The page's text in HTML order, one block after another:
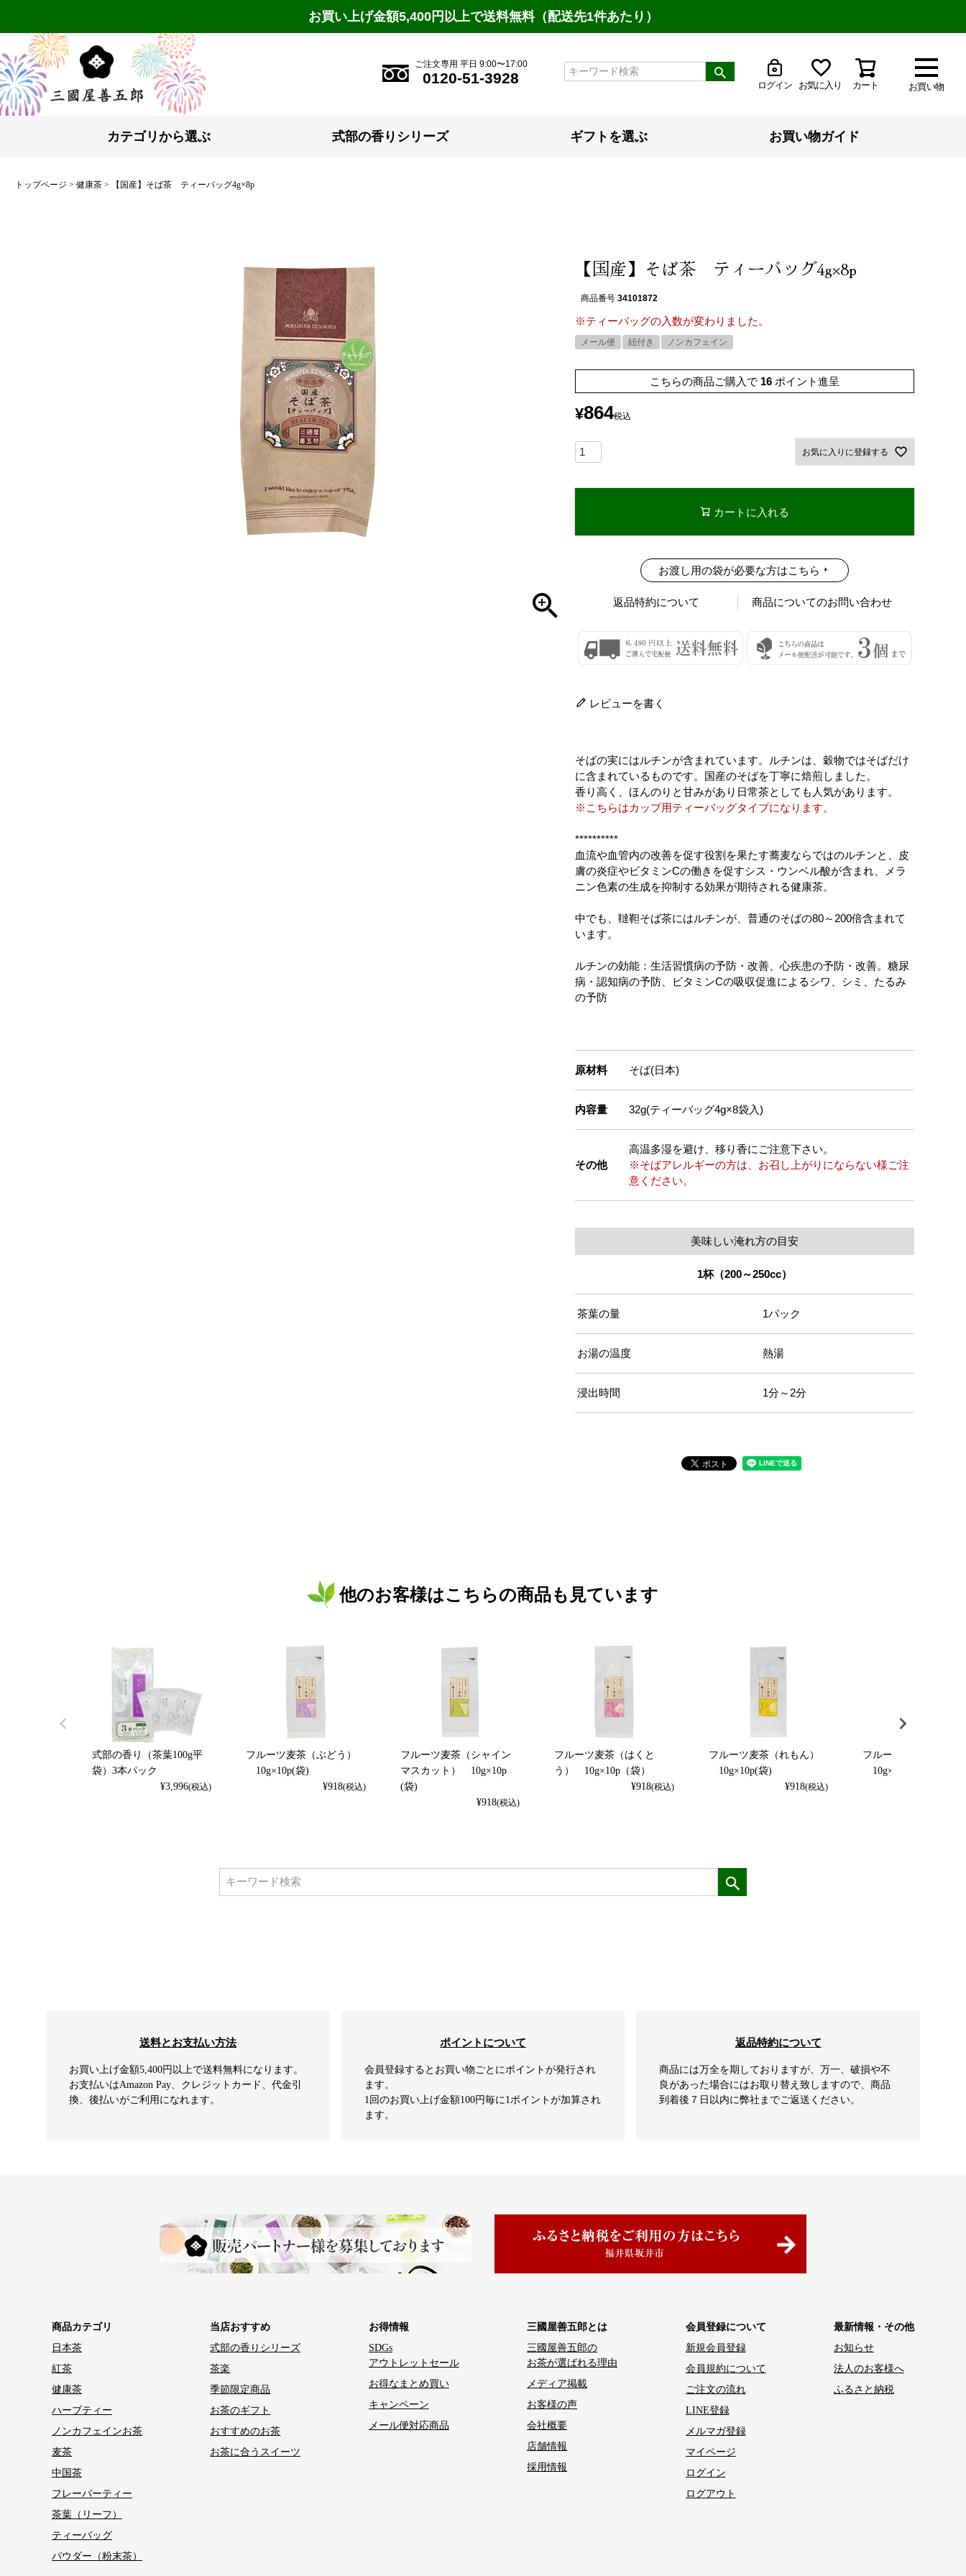
お買い上げ金額5,400円以上で送料無料（配送先1件あたり）
お買い物
ご注文専用 平日 9:00〜17:00
0120-51-3928 ログイン お気に入り カート
カテゴリから選ぶ 式部の香りシリーズ ギフトを選ぶ お買い物ガイド
トップページ 健康茶 【国産】そば茶 ティーバッグ4g×8p
【国産】そば茶 ティーバッグ4g×8p
商品番号 34101872
※ティーバッグの入数が変わりました。
メール便 紐付き ノンカフェイン
こちらの商品ご購入で 16 ポイント進呈
¥864税込
お気に入りに登録する
カートに入れる
お渡し用の袋が必要な方はこちら
返品特約について 商品についてのお問い合わせ
レビューを書く
そばの実にはルチンが含まれています。ルチンは、穀物ではそばだけ
に含まれているものです。国産のそばを丁寧に焙煎しました。
香り高く、ほんのりと甘みがあり日常茶としても人気があります。
※こちらはカップ用ティーバッグタイプになります。
**********
血流や血管内の改善を促す役割を果たす蕎麦ならではのルチンと、皮
膚の炎症やビタミンCの働きを促すシス・ウンベル酸が含まれ、メラ
ニン色素の生成を抑制する効果が期待される健康茶。
中でも、韃靼そば茶にはルチンが、普通のそばの80～200倍含まれて
います。
ルチンの効能：生活習慣病の予防・改善、心疾患の予防・改善。糖尿
病・認知病の予防、ビタミンCの吸収促進によるシワ、シミ、たるみ
の予防
原材料 そば(日本)
内容量 32g(ティーバッグ4g×8袋入)
その他
高温多湿を避け、移り香にご注意下さい。
※そばアレルギーの方は、お召し上がりにならない様ご注
意ください。
美味しい淹れ方の目安
1杯（200～250cc）
茶葉の量 1パック
お湯の温度 熱湯
浸出時間 1分～2分
他のお客様はこちらの商品も見ています
式部の香り（茶葉100g平
袋）3本パック
¥3,996(税込)
フルーツ麦茶（ぶどう）
10g×10p(袋)
¥918(税込)
フルーツ麦茶（シャイン
マスカット） 10g×10p
(袋)
¥918(税込)
フルーツ麦茶（はくと
う） 10g×10p（袋）
¥918(税込)
フルーツ麦茶（れもん）
10g×10p(袋)
¥918(税込)
フルーツ麦茶（りんご
10g×10p(袋)
送料とお支払い方法
お買い上げ金額5,400円以上で送料無料になります。
お支払いはAmazon Pay、クレジットカード、代金引
換、後払いがご利用になれます。
ポイントについて
会員登録するとお買い物ごとにポイントが発行され
ます。
1回のお買い上げ金額100円毎に1ポイントが加算され
ます。
返品特約について
商品には万全を期しておりますが、万一、破損や不
良があった場合にはお取り替え致しますので、商品
到着後７日以内に弊社までご返送ください。
商品カテゴリ
日本茶
紅茶
健康茶
ハーブティー
ノンカフェインお茶
麦茶
中国茶
フレーバーティー
茶葉（リーフ）
ティーバッグ
パウダー（粉末茶）
当店おすすめ
式部の香りシリーズ
茶楽
季節限定商品
お茶のギフト
おすすめのお茶
お茶に合うスイーツ
お得情報
SDGs
アウトレットセール
お得なまとめ買い
キャンペーン
メール便対応商品
三國屋善五郎とは
三國屋善五郎の
お茶が選ばれる理由
メディア掲載
お客様の声
会社概要
店舗情報
採用情報
会員登録について
新規会員登録
会員規約について
ご注文の流れ
LINE登録
メルマガ登録
マイページ
ログイン
ログアウト
最新情報・その他
お知らせ
法人のお客様へ
ふるさと納税